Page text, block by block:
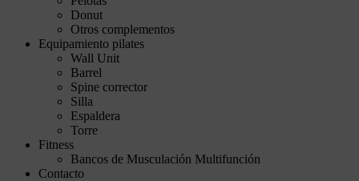
Donut
Otros complementos
Equipamiento pilates
Wall Unit
Barrel
Spine corrector
Silla
Espaldera
Torre
Fitness
Bancos de Musculación Multifunción
Contacto